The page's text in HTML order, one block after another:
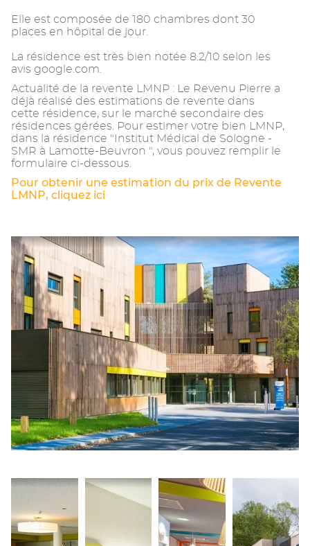
Elle est composée de 180 chambres dont 30
places en hôpital de jour.
La résidence est très bien notée 8.2/10 selon les
avis google.com.
Actualité de la revente LMNP : Le Revenu Pierre a
déjà réalisé des estimations de revente dans
cette résidence, sur le marché secondaire des
résidences gérées. Pour estimer votre bien LMNP,
dans la résidence "Institut Médical de Sologne -
SMR à Lamotte-Beuvron ", vous pouvez remplir le
formulaire ci-dessous.
Pour obtenir une estimation du prix de Revente
LMNP, cliquez ici